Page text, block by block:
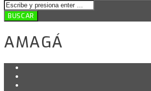
AMAGÁ